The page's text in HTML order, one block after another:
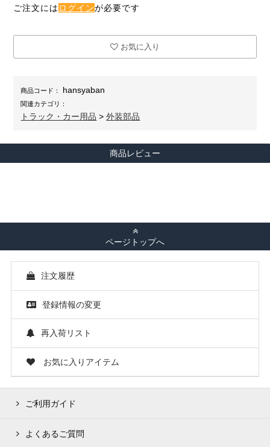
ご注文には ログインが必要です
お気に入り
商品コード： hansyaban
関連カテゴリ：
トラック・カー用品 >外装部品
商品レビュー
ページトップへ
注文履歴
登録情報の変更
再入荷リスト
お気に入りアイテム
ご利用ガイド
よくあるご質問